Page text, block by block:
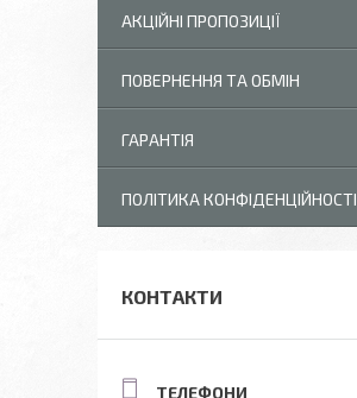
АКЦІЙНІ ПРОПОЗИЦІЇ
ПОВЕРНЕННЯ ТА ОБМІН
ГАРАНТІЯ
ПОЛІТИКА КОНФІДЕНЦІЙНОСТІ
КОНТАКТИ